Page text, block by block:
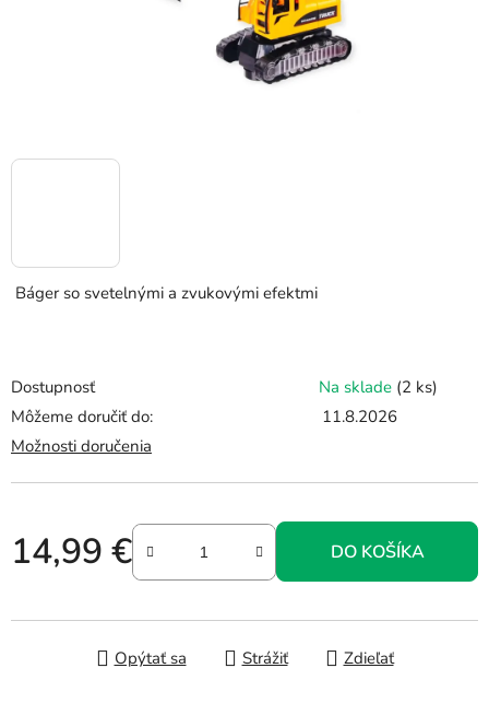
Báger so svetelnými a zvukovými efektmi
Dostupnosť Na sklade (2 ks)
Môžeme doručiť do:
11.8.2026
Možnosti doručenia
14,99 €
Jednotková cena:
DO KOŠÍKA
Opýtať sa Strážiť Zdieľať